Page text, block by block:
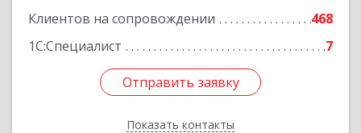
Клиентов на сопровождении
468
1С:Специалист
7
Отправить заявку
Показать контакты
Отправить заявку
Назад